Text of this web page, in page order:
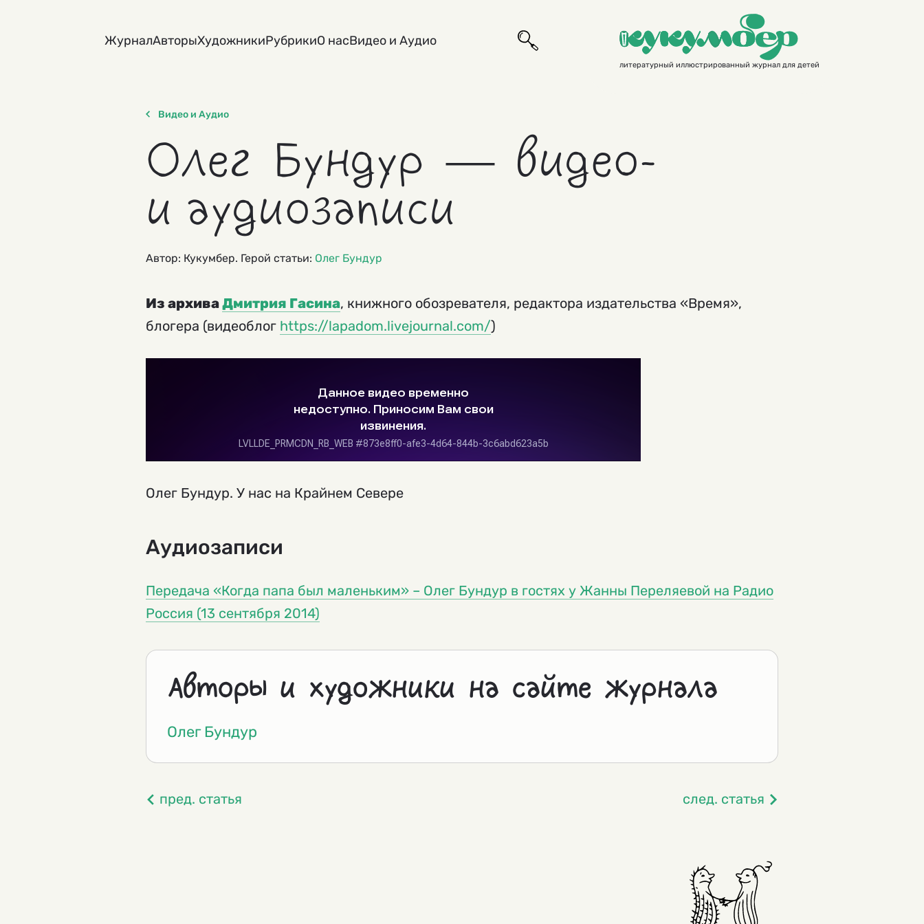
ЖурналАвторыХудожникиРубрикиО насВидео и Аудио
литературный иллюстрированный журнал для детей
Видео и Аудио
Олег Бундур — видео-
и аудиозаписи
Автор: Кукумбер. Герой статьи: Олег Бундур
Из архиваДмитрия Гасина, книжного обозревателя, редактора издательства «Время»,
блогера (видеоблог https://lapadom.livejournal.com/)
Олег Бундур. У нас на Крайнем Севере
Аудиозаписи
Передача «Когда папа был маленьким» – Олег Бундур в гостях у Жанны Переляевой на Радио
Россия (13 сентября 2014)
Авторы и художники на сайте журнала
Олег Бундур
пред. статья след. статья